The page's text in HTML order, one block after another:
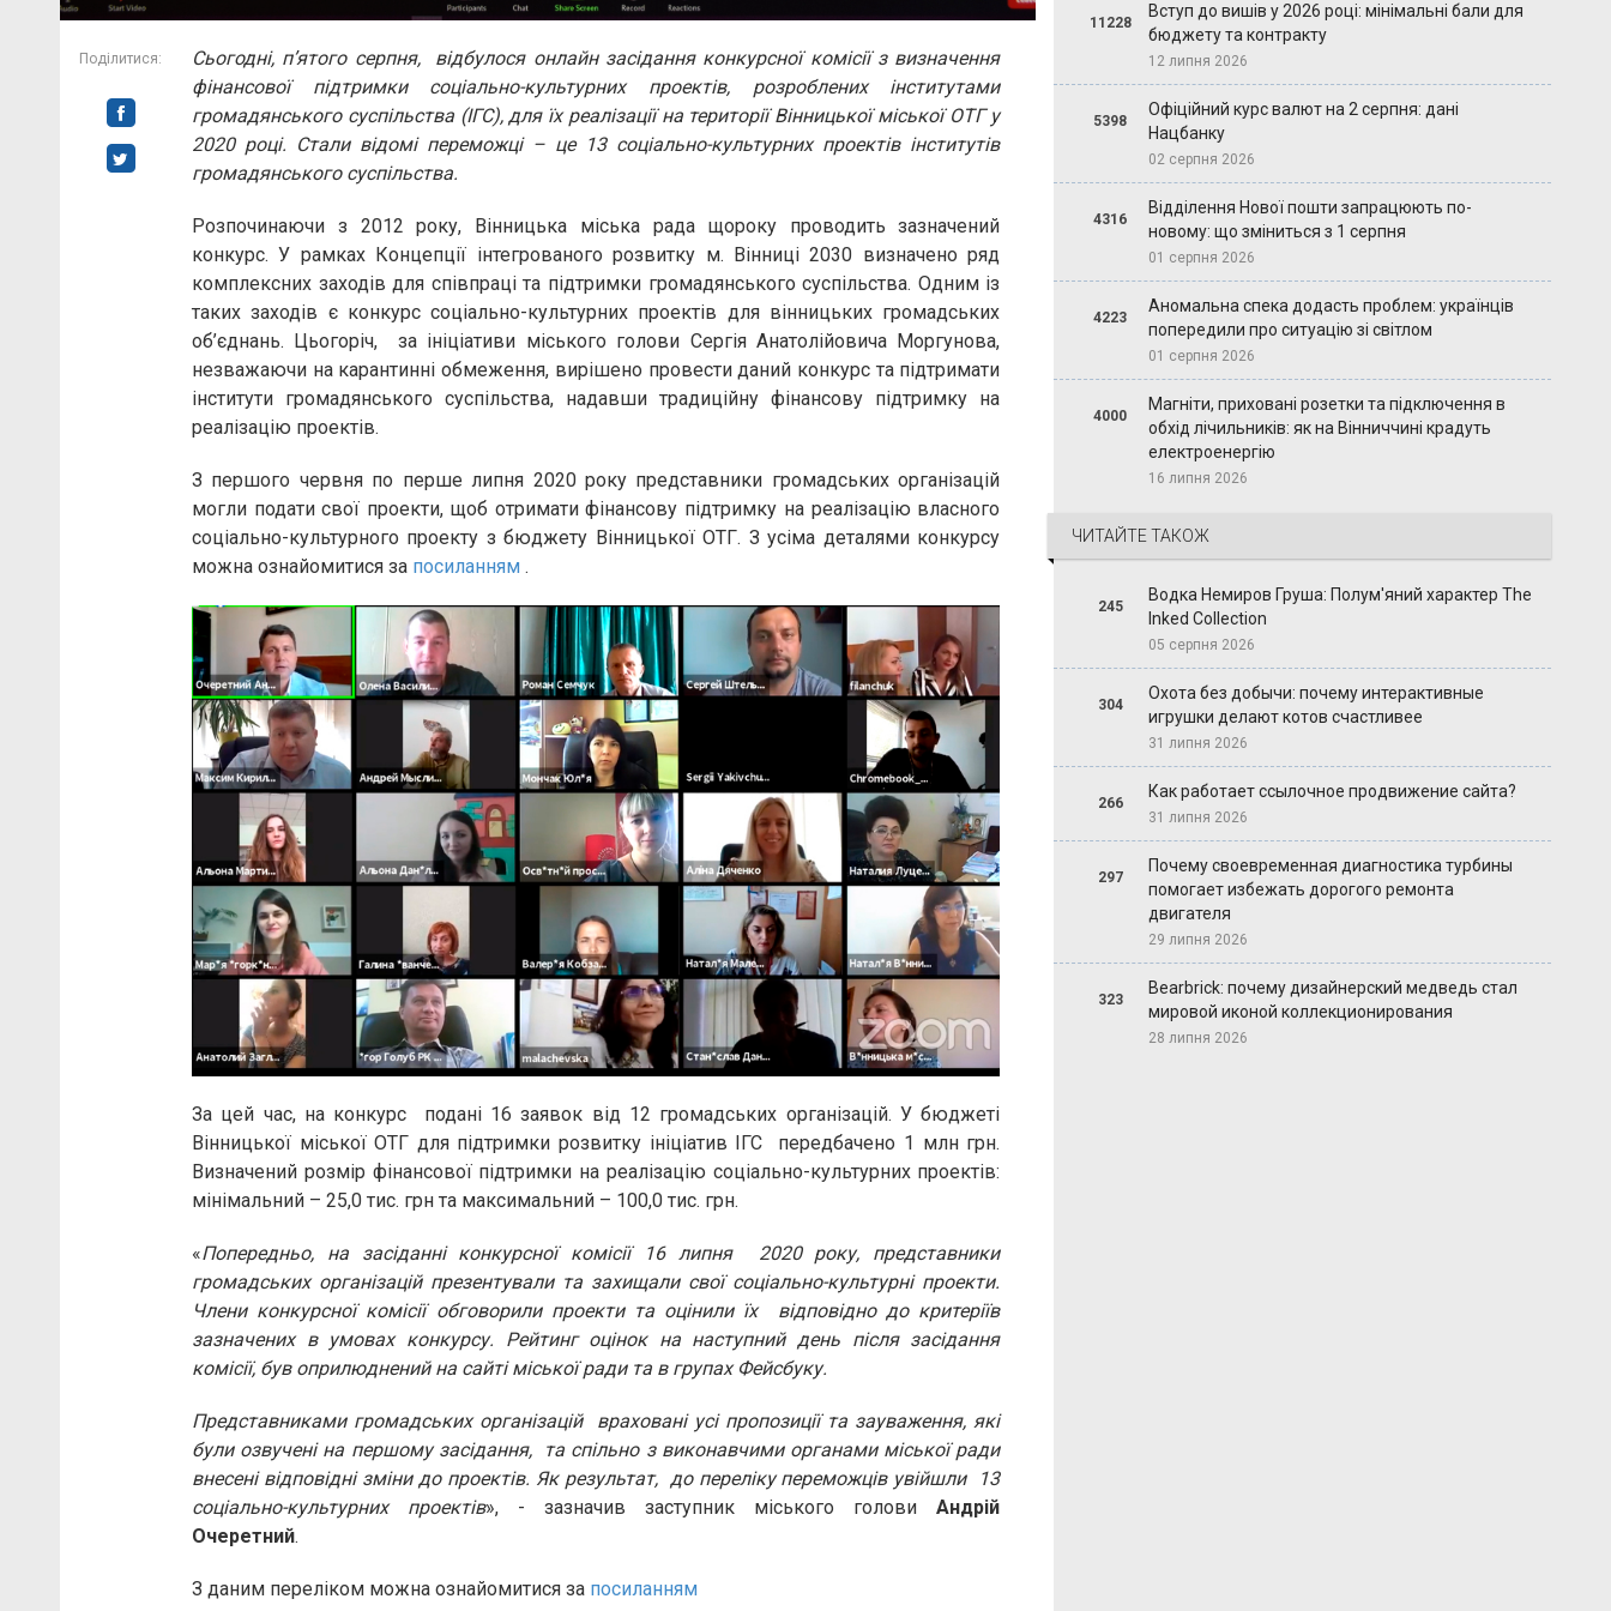
Поділитися:
Сьогодні, п’ятого серпня, відбулося онлайн засідання конкурсної комісії з визначення
фінансової підтримки соціально-культурних проектів, розроблених інститутами
громадянського суспільства (ІГС), для їх реалізації на території Вінницької міської ОТГ у
2020 році. Стали відомі переможці – це 13 соціально-культурних проектів інститутів
громадянського суспільства.
Розпочинаючи з 2012 року, Вінницька міська рада щороку проводить зазначений
конкурс. У рамках Концепції інтегрованого розвитку м. Вінниці 2030 визначено ряд
комплексних заходів для співпраці та підтримки громадянського суспільства. Одним із
таких заходів є конкурс соціально-культурних проектів для вінницьких громадських
об’єднань. Цьогоріч, за ініціативи міського голови Сергія Анатолійовича Моргунова,
незважаючи на карантинні обмеження, вирішено провести даний конкурс та підтримати
інститути громадянського суспільства, надавши традиційну фінансову підтримку на
реалізацію проектів.
З першого червня по перше липня 2020 року представники громадських організацій
могли подати свої проекти, щоб отримати фінансову підтримку на реалізацію власного
соціально-культурного проекту з бюджету Вінницької ОТГ. З усіма деталями конкурсу
можна ознайомитися за посиланням .
За цей час, на конкурс подані 16 заявок від 12 громадських організацій. У бюджеті
Вінницької міської ОТГ для підтримки розвитку ініціатив ІГС передбачено 1 млн грн.
Визначений розмір фінансової підтримки на реалізацію соціально-культурних проектів:
мінімальний – 25,0 тис. грн та максимальний – 100,0 тис. грн.
«Попередньо, на засіданні конкурсної комісії 16 липня 2020 року, представники
громадських організацій презентували та захищали свої соціально-культурні проекти.
Члени конкурсної комісії обговорили проекти та оцінили їх відповідно до критеріїв
зазначених в умовах конкурсу. Рейтинг оцінок на наступний день після засідання
комісії, був оприлюднений на сайті міської ради та в групах Фейсбуку.
Представниками громадських організацій враховані усі пропозиції та зауваження, які
були озвучені на першому засідання, та спільно з виконавчими органами міської ради
внесені відповідні зміни до проектів. Як результат, до переліку переможців увійшли 13
соціально-культурних проектів», - зазначив заступник міського головиАндрій
Очеретний.
З даним переліком можна ознайомитися за посиланням
11228
Вступ до вишів у 2026 році: мінімальні бали для
бюджету та контракту
12 липня 2026
5398
Офіційний курс валют на 2 серпня: дані
Нацбанку
02 серпня 2026
4316
Відділення Нової пошти запрацюють по-
новому: що зміниться з 1 серпня
01 серпня 2026
4223
Аномальна спека додасть проблем: українців
попередили про ситуацію зі світлом
01 серпня 2026
4000
Магніти, приховані розетки та підключення в
обхід лічильників: як на Вінниччині крадуть
електроенергію
16 липня 2026
ЧИТАЙТЕ ТАКОЖ
245
Водка Немиров Груша: Полум'яний характер The
Inked Collection
05 серпня 2026
304
Охота без добычи: почему интерактивные
игрушки делают котов счастливее
31 липня 2026
266
Как работает ссылочное продвижение сайта?
31 липня 2026
297
Почему своевременная диагностика турбины
помогает избежать дорогого ремонта
двигателя
29 липня 2026
323
Bearbrick: почему дизайнерский медведь стал
мировой иконой коллекционирования
28 липня 2026